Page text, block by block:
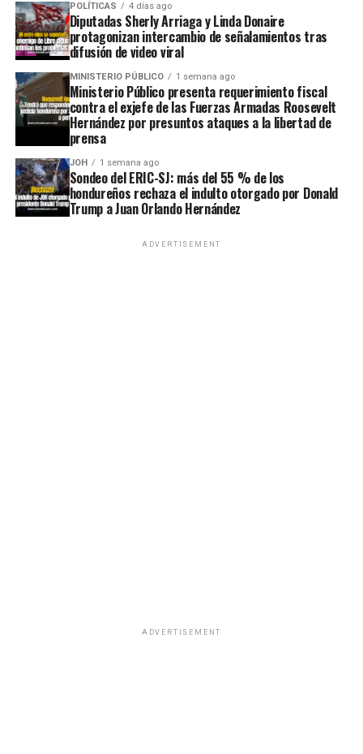
POLÍTICAS 4 días ago
Diputadas Sherly Arriaga y Linda Donaire
protagonizan intercambio de señalamientos tras
difusión de video viral
MINISTERIO PÚBLICO 1 semana ago
Ministerio Público presenta requerimiento fiscal
contra el exjefe de las Fuerzas Armadas Roosevelt
Hernández por presuntos ataques a la libertad de
prensa
JOH 1 semana ago
Sondeo del ERIC-SJ: más del 55 % de los
hondureños rechaza el indulto otorgado por Donald
Trump a Juan Orlando Hernández
ADVERTISEMENT
ADVERTISEMENT